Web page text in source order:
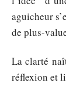
aguicheur
de plus-
La clarté
réflexion et